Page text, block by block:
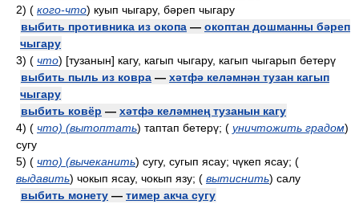
2) ( кого-что) куып чыгару, бәреп чыгару
выбить противника из окопа — окоптан дошманны бәреп
чыгару
3) ( что) [тузанын] кагу, кагып чыгару, кагып чыгарып бетерү
выбить пыль из ковра — хәтфә келәмнән тузан кагып
чыгару
выбить ковёр — хәтфә келәмнең тузанын кагу
4) ( что) (вытоптать) таптап бетерү; ( уничтожить градом)
сугу
5) ( что) (вычеканить) сугу, сугып ясау; чүкеп ясау; (
выдавить) чокып ясау, чокып язу; ( вытиснить) салу
выбить монету — тимер акча сугу